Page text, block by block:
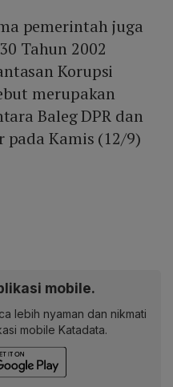
pemerintah juga
Tahun 2002
Korupsi
merupakan
Baleg DPR dan
Kamis (12/9)
mobile.
lebih nyaman dan nikmati
mobile Katadata.